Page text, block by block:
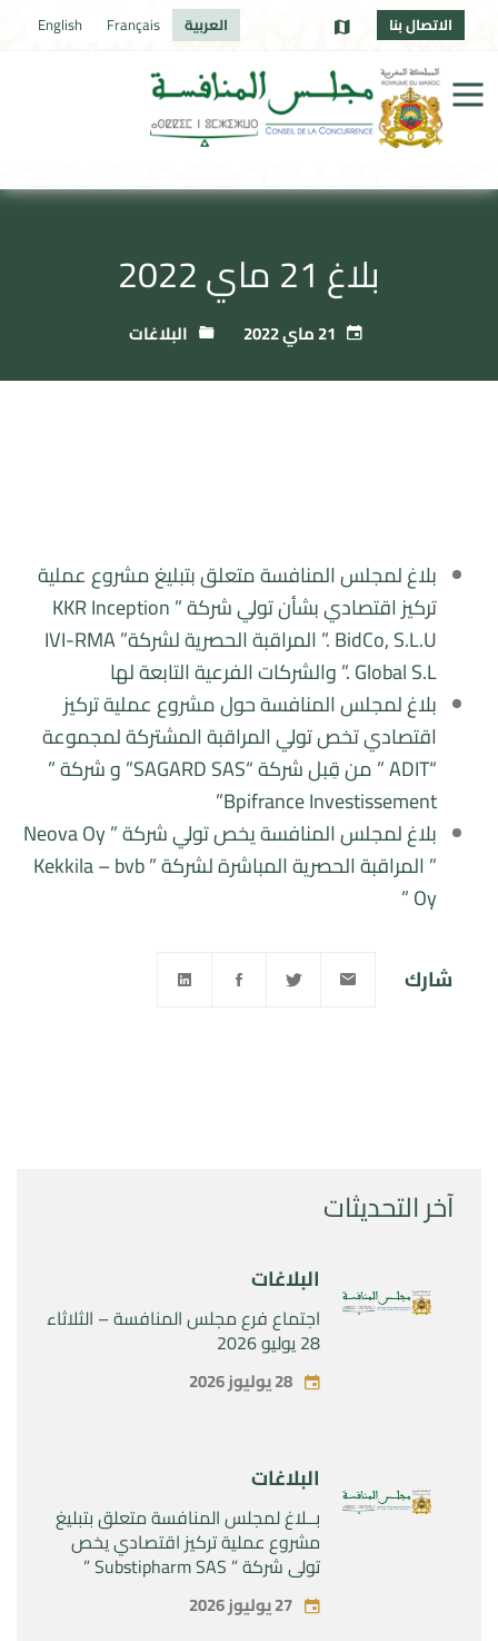
الاتصال بنا العربية Français
English
بلاغ 21 ماي 2022
البلاغات
آخر التحديثات
البلاغات
اجتماع فرع مجلس المنافسة – الثلاثاء
28 يوليو 2026
28 يوليوز 2026
البلاغات
بــلاغ لمجلس المنافسة متعلق بتبليغ
مشروع عملية تركيز اقتصادي يخص
تولي شركة ” Substipharm SAS ”
المراقبة الحصرية للأصول والحقوق
المتعلقة بالمنتجين الصيدلانيين”
27 يوليوز 2026
بلاغ لمجلس المنافسة متعلق بتبليغ مشروع عملية
تركيز اقتصادي بشأن تولي شركة ” KKR Inception
BidCo, S.L.U .” المراقبة الحصرية لشركة” IVI-RMA
Global S.L .” والشركات الفرعية التابعة لها
بلاغ لمجلس المنافسة حول مشروع عملية تركيز
اقتصادي تخص تولي المراقبة المشتركة لمجموعة
“ADIT ” من قِبل شركة “SAGARD SAS” و شركة ”
Bpifrance Investissement”
بلاغ لمجلس المنافسة يخص تولي شركة ” Neova Oy
” المراقبة الحصرية المباشرة لشركة ” Kekkila – bvb
Oy ”
شارك